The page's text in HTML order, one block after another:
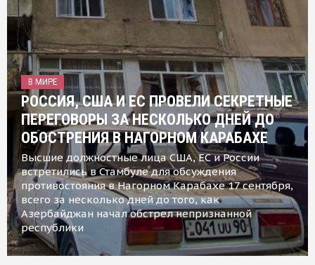
В МИРЕ
РОССИЯ, США И ЕС ПРОВЕЛИ СЕКРЕТНЫЕ
ПЕРЕГОВОРЫ ЗА НЕСКОЛЬКО ДНЕЙ ДО
ОБОСТРЕНИЯ В НАГОРНОМ КАРАБАХЕ
Высшие должностные лица США, ЕС и России
встретились в Стамбуле для обсуждения
противостояния в Нагорном Карабахе 17 сентября,
всего за несколько дней до того, как
Азербайджан начал обстрел непризнанной
республики